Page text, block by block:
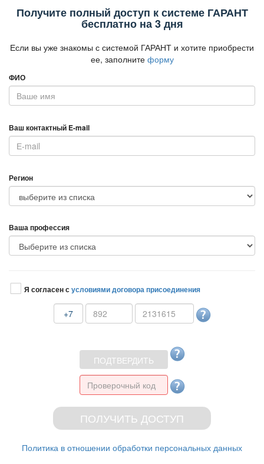
Получите полный доступ к системе ГАРАНТ
есплатно на 3 дня
Если вы уже знакомы с системой ГАРАНТ и хотите приобрести
ее, заполните форму
ФИО
аш контактный E-mail
Регион
аша профессия
Я согласен сусловиями договора присоединения
+7
Политика в отношении обработки персональных данных